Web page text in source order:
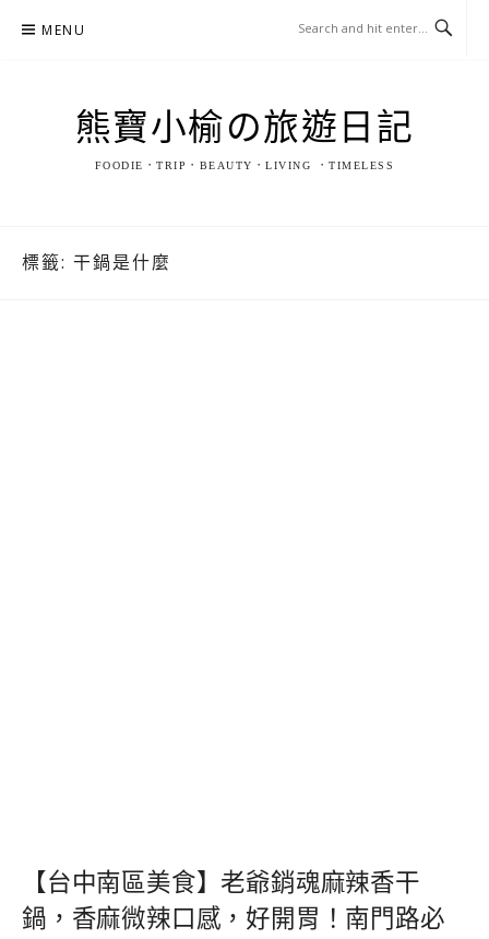
MENU
熊寶小榆の旅遊日記
FOODIE．TRIP．BEAUTY．LIVING ．TIMELESS
標籤: 干鍋是什麼
【台中南區美食】老爺銷魂麻辣香干
鍋，香麻微辣口感，好開胃！南門路必